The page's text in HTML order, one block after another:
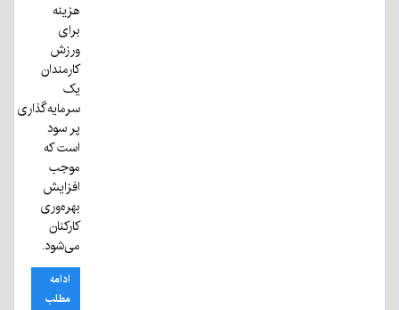
هزینه
برای
ورزش
کارمندان
یک
سرمایه‌گذاری
پر سود
است که
موجب
افزایش
بهره‌وری
کارکنان
می‌شود.
ادامه
مطلب